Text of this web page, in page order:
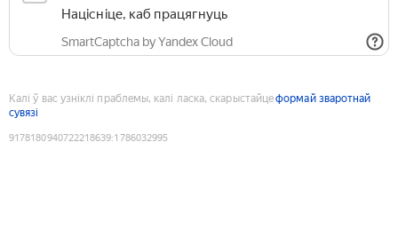
Націсніце, каб працягнуць
SmartCaptcha by Yandex Cloud
Калі ў вас узніклі праблемы, калі ласка, скарыстайцеформай зваротнай
сувязі
9178180940722218639:1786032995